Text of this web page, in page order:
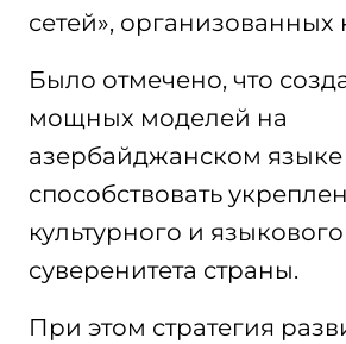
сетей», организованных
Было отмечено, что
мощных моделей на
азербайджанском языке
способствовать
культурного и языкового
суверенитета страны.
При этом стратегия